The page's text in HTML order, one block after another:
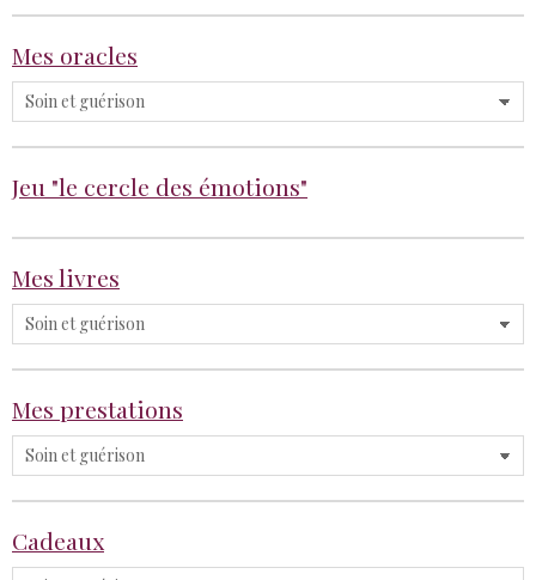
Mes oracles
Jeu "le cercle des émotions"
Mes livres
Mes prestations
Cadeaux